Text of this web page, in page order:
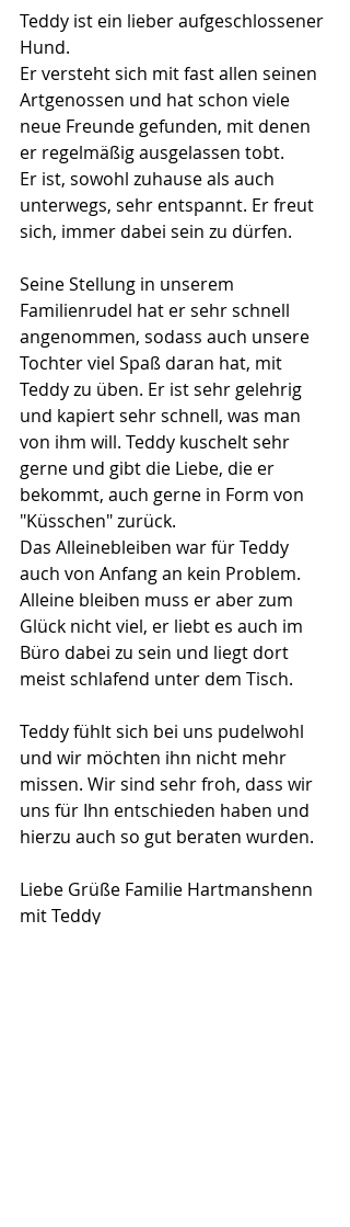
Teddy ist ein lieber aufgeschlossener
Hund.
Er versteht sich mit fast allen seinen
Artgenossen und hat schon viele
neue Freunde gefunden, mit denen
er regelmäßig ausgelassen tobt.
Er ist, sowohl zuhause als auch
unterwegs, sehr entspannt. Er freut
sich, immer dabei sein zu dürfen.
Seine Stellung in unserem
Familienrudel hat er sehr schnell
angenommen, sodass auch unsere
Tochter viel Spaß daran hat, mit
Teddy zu üben. Er ist sehr gelehrig
und kapiert sehr schnell, was man
von ihm will. Teddy kuschelt sehr
gerne und gibt die Liebe, die er
bekommt, auch gerne in Form von
"Küsschen" zurück.
Das Alleinebleiben war für Teddy
auch von Anfang an kein Problem.
Alleine bleiben muss er aber zum
Glück nicht viel, er liebt es auch im
Büro dabei zu sein und liegt dort
meist schlafend unter dem Tisch.
Teddy fühlt sich bei uns pudelwohl
und wir möchten ihn nicht mehr
missen. Wir sind sehr froh, dass wir
uns für Ihn entschieden haben und
hierzu auch so gut beraten wurden.
Liebe Grüße Familie Hartmanshenn
mit Teddy